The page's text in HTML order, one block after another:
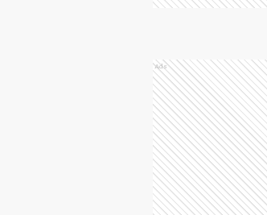
Ads